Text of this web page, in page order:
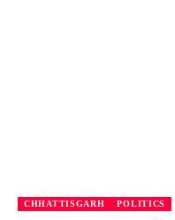
CHHATTISGARH POLITICS